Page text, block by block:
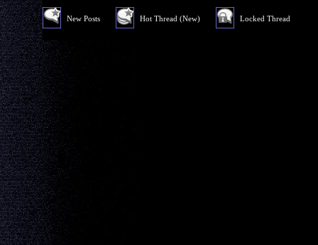
New Posts Hot Thread (New) Locked Thread